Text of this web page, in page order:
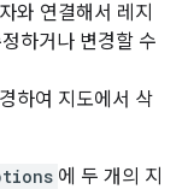
와 연결해서 레지
하거나 변경할 수
하여 지도에서 삭
에 두 개의 지